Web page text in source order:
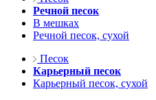
Речной песок
В мешках
Речной песок, сухой
Песок
Карьерный песок
Карьерный песок, сухой